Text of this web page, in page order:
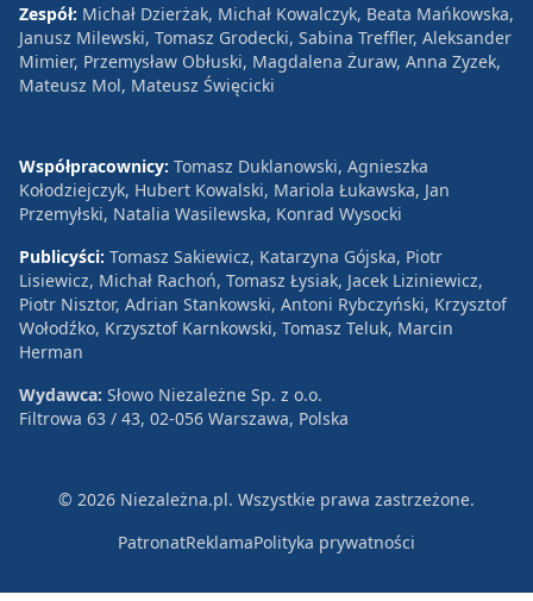
Zespół: Michał Dzierżak, Michał Kowalczyk, Beata Mańkowska,
Janusz Milewski, Tomasz Grodecki, Sabina Treffler, Aleksander
Mimier, Przemysław Obłuski, Magdalena Żuraw, Anna Zyzek,
Mateusz Mol, Mateusz Święcicki
Współpracownicy: Tomasz Duklanowski, Agnieszka
Kołodziejczyk, Hubert Kowalski, Mariola Łukawska, Jan
Przemyłski, Natalia Wasilewska, Konrad Wysocki
Publicyści: Tomasz Sakiewicz, Katarzyna Gójska, Piotr
Lisiewicz, Michał Rachoń, Tomasz Łysiak, Jacek Liziniewicz,
Piotr Nisztor, Adrian Stankowski, Antoni Rybczyński, Krzysztof
Wołodźko, Krzysztof Karnkowski, Tomasz Teluk, Marcin
Herman
Wydawca: Słowo Niezależne Sp. z o.o.
Filtrowa 63 / 43, 02-056 Warszawa, Polska
© 2026 Niezależna.pl. Wszystkie prawa zastrzeżone.
PatronatReklamaPolityka prywatności